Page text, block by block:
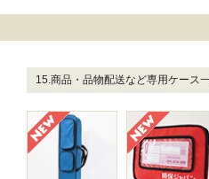
15.商品・品物配送など専用ケース